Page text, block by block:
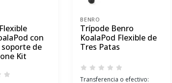
con
soporte de
Kit
BENRO
Trípode Benro
KoalaPod Flexible de
Tres Patas
Transferencia o efectivo: